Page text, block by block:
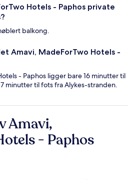
Hotels - Paphos private
balkong.
Amavi, MadeForTwo Hotels -
- Paphos ligger bare 16 minutter til
minutter til fots fra Alykes-stranden.
Amavi,
- Paphos